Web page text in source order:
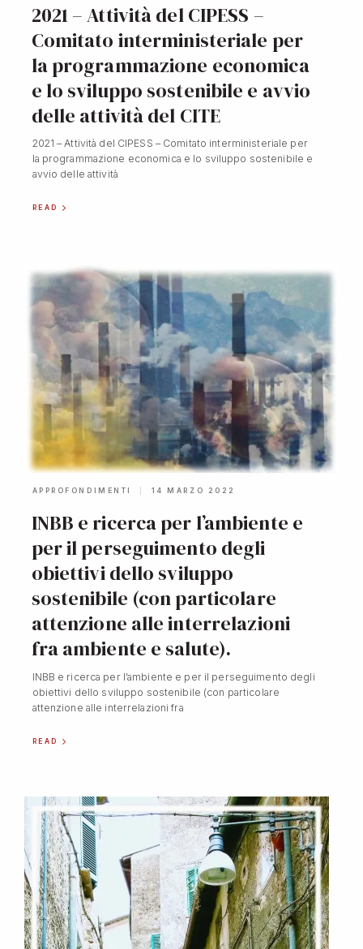
2021 – Attività del CIPESS –
Comitato interministeriale per
la programmazione economica
e lo sviluppo sostenibile e avvio
delle attività del CITE
2021 – Attività del CIPESS – Comitato interministeriale per
la programmazione economica e lo sviluppo sostenibile e
avvio delle attività
READ
APPROFONDIMENTI 14 MARZO 2022
INBB e ricerca per l’ambiente e
per il perseguimento degli
obiettivi dello sviluppo
sostenibile (con particolare
attenzione alle interrelazioni
fra ambiente e salute).
INBB e ricerca per l’ambiente e per il perseguimento degli
obiettivi dello sviluppo sostenibile (con particolare
attenzione alle interrelazioni fra
READ